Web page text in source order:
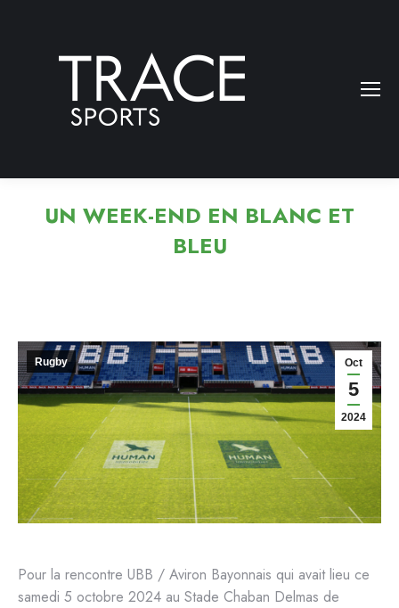
UN WEEK-END EN BLANC ET
BLEU
Oct
5
2024
Rugby
Pour la rencontre UBB / Aviron Bayonnais qui avait lieu ce
samedi 5 octobre 2024 au Stade Chaban Delmas de